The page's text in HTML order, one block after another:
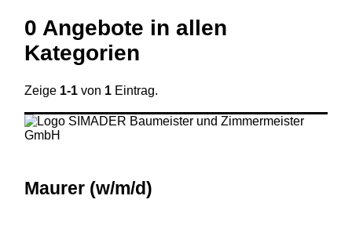
0 Angebote inallen
Kategorien
Zeige 1-1 von 1 Eintrag.
Maurer (w/m/d)